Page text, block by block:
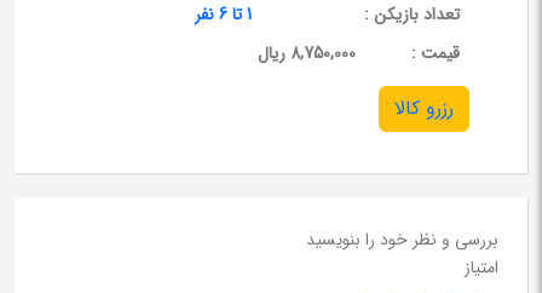
تعداد بازیکن :
1 تا 6 نفر
قيمت :
8,750,000 ریال
رزرو کالا
بررسی و نظر خود را بنویسید
امتیاز